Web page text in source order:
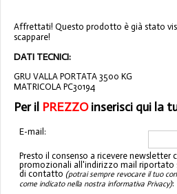
Affrettati! Questo prodotto è già stato
scappare!
DATI TECNICI:
GRU VALLA PORTATA 3500 KG
MATRICOLA PC30194
Per il PREZZOinserisci qui la
E-mail:
Presto il consenso a ricevere newsletter
promozionali all'indirizzo mail riportato
di contatto (potrai sempre revocare il tuo
come indicato nella nostra informativa Privacy):